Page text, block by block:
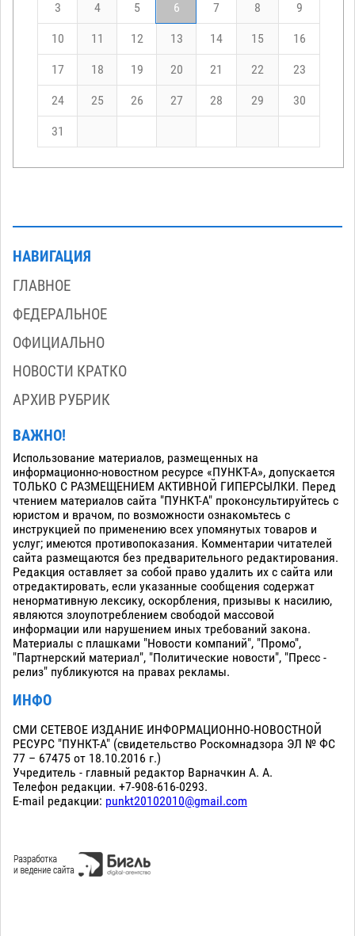
3 4 5 6 7 8 9
10 11 12 13 14 15 16
17 18 19 20 21 22 23
24 25 26 27 28 29 30
31
НАВИГАЦИЯ
ГЛАВНОЕ
ФЕДЕРАЛЬНОЕ
ОФИЦИАЛЬНО
НОВОСТИ КРАТКО
АРХИВ РУБРИК
ВАЖНО!
Использование материалов, размещенных на
информационно-новостном ресурсе «ПУНКТ-А», допускается
ТОЛЬКО С РАЗМЕЩЕНИЕМ АКТИВНОЙ ГИПЕРСЫЛКИ. Перед
чтением материалов сайта "ПУНКТ-А" проконсультируйтесь с
юристом и врачом, по возможности ознакомьтесь с
инструкцией по применению всех упомянутых товаров и
услуг; имеются противопоказания. Комментарии читателей
сайта размещаются без предварительного редактирования.
Редакция оставляет за собой право удалить их с сайта или
отредактировать, если указанные сообщения содержат
ненормативную лексику, оскорбления, призывы к насилию,
являются злоупотреблением свободой массовой
информации или нарушением иных требований закона.
Материалы с плашками "Новости компаний", "Промо",
"Партнерский материал", "Политические новости", "Пресс -
релиз" публикуются на правах рекламы.
ИНФО
СМИ СЕТЕВОЕ ИЗДАНИЕ ИНФОРМАЦИОННО-НОВОСТНОЙ
РЕСУРС "ПУНКТ-А" (свидетельство Роскомнадзора ЭЛ № ФС
77 – 67475 от 18.10.2016 г.)
Учредитель - главный редактор Варначкин А. А.
Телефон редакции. +7-908-616-0293.
E-mail редакции: punkt20102010@gmail.com